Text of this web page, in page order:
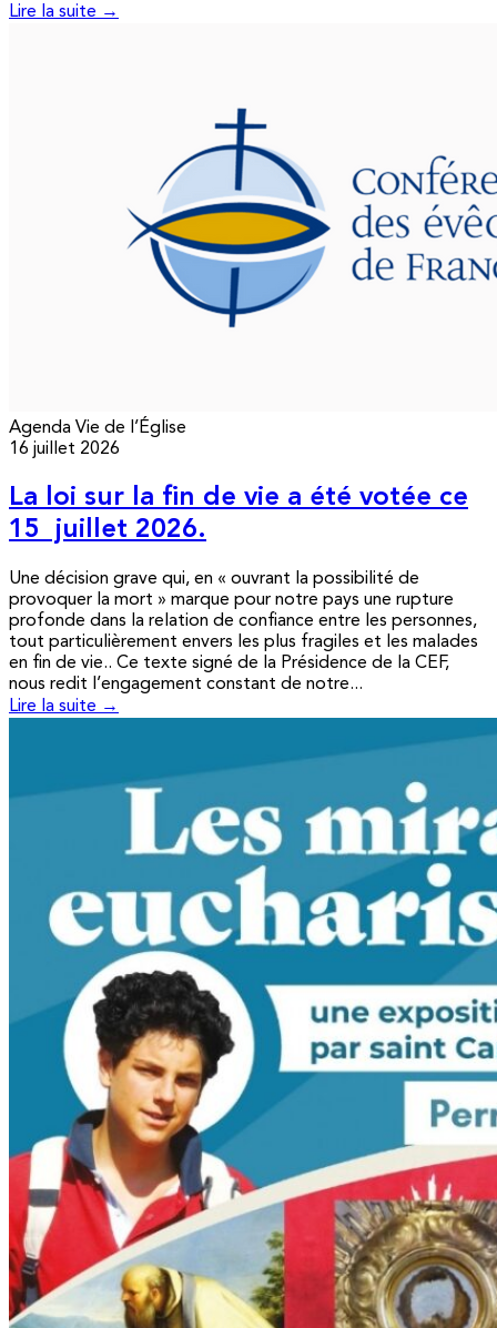
Lire la suite →
Agenda Vie de l’Église
16 juillet 2026
La loi sur la fin de vie a été votée ce
15 juillet 2026.
Une décision grave qui, en « ouvrant la possibilité de
provoquer la mort » marque pour notre pays une rupture
profonde dans la relation de confiance entre les personnes,
tout particulièrement envers les plus fragiles et les malades
en fin de vie.. Ce texte signé de la Présidence de la CEF,
nous redit l’engagement constant de notre...
Lire la suite →